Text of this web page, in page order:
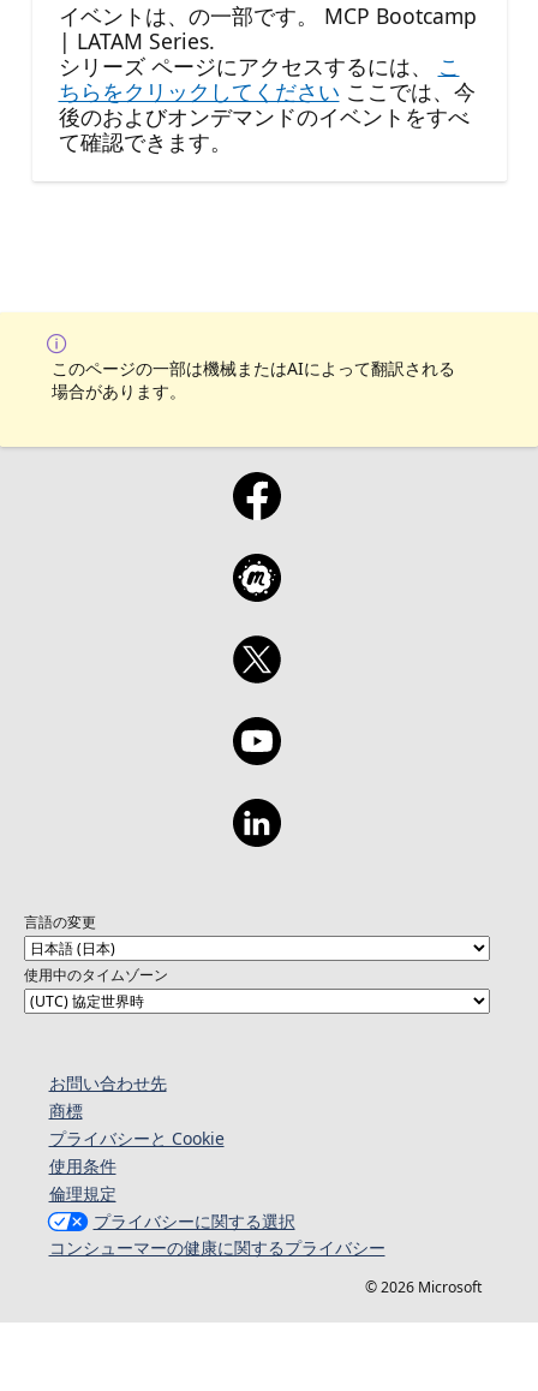
イベントは、の一部です。 MCP Bootcamp
| LATAM Series.
シリーズ ページにアクセスするには、
こ
ちらをクリックしてください ここでは、今
後のおよびオンデマンドのイベントをすべ
て確認できます。
このページの一部は機械またはAIによって翻訳される
場合があります。
言語の変更
使用中のタイムゾーン
お問い合わせ先
商標
プライバシーと Cookie
使用条件
倫理規定
プライバシーに関する選択
コンシューマーの健康に関するプライバシー
© 2026 Microsoft